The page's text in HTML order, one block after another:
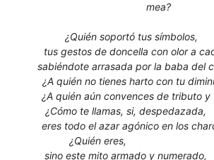
mea?
¿Quién soportó tus
tus gestos de doncella con
sabiéndote arrasada por la baba
¿A quién no tienes harto con tu
¿A quién aún convences de
¿Cómo te llamas, si,
eres todo el azar agónico en
¿Quién
sino este mito armado y